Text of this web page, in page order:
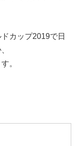
カップ2019で日
。